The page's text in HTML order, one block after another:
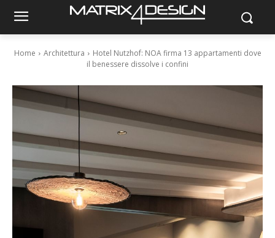
Home Architettura
Hotel Nutzhof: NOA firma 13 appartamenti dove
il benessere dissolve i confini